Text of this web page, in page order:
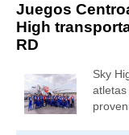
Juegos
High
RD
Sky